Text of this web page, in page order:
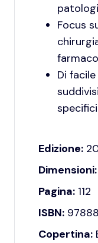
Focus
Di
Edizione:
Dimensioni:
Pagina: 112
ISBN:
Copertina: